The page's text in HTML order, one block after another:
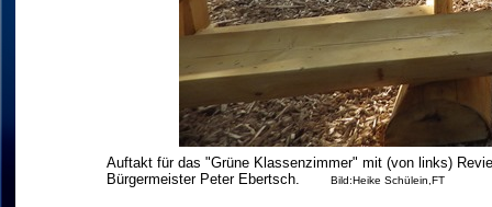
Auftakt für das "Grüne Klassenzimmer" mit (von links)
Bürgermeister Peter Ebertsch.
Bild:Heike Schülein ,FT